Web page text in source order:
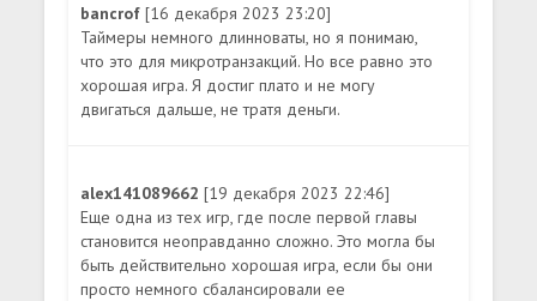
bancrof[16 декабря 2023 23:20]
Таймеры немного длинноваты, но я понимаю,
что это для микротранзакций. Но все равно это
хорошая игра. Я достиг плато и не могу
двигаться дальше, не тратя деньги.
alex141089662[19 декабря 2023 22:46]
Еще одна из тех игр, где после первой главы
становится неоправданно сложно. Это могла бы
быть действительно хорошая игра, если бы они
просто немного сбалансировали ее